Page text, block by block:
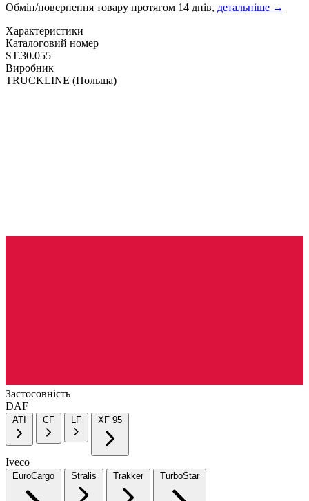
Обмін/повернення товару протягом 14 днів, детальніше →
Характеристики
Каталоговий номер
ST.30.055
Виробник
TRUCKLINE (Польща)
Застосовність
DAF
Iveco
Trakker TurboStar